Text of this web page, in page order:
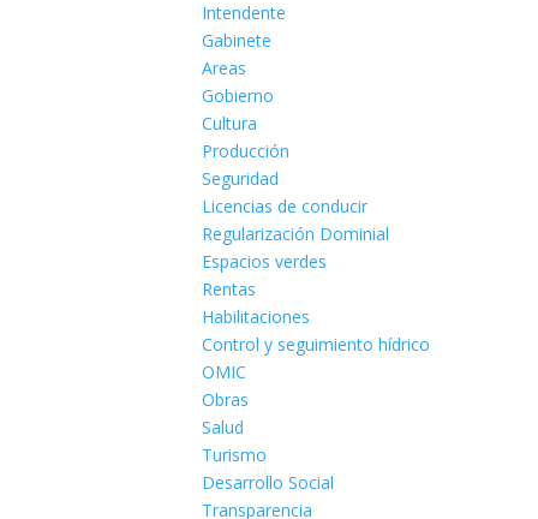
Intendente
Gabinete
Areas
Gobierno
Cultura
Producción
Seguridad
Licencias de conducir
Regularización Dominial
Espacios verdes
Rentas
Habilitaciones
Control y seguimiento hídrico
OMIC
Obras
Salud
Turismo
Desarrollo Social
Transparencia